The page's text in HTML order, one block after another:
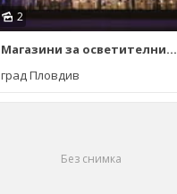
2
Магазини за осветителни тела Орион
град Пловдив
Без снимка